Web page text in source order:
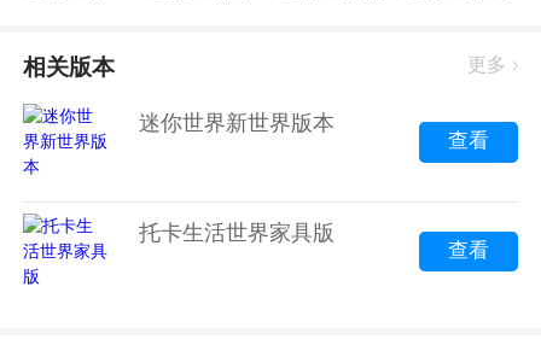
戏的公平性。
特色玩法
1. 火山地形：全新的火山地形带来了新的冒险体验，玩
家可以在这里发现新的矿石和生物，如焱焱蟹和熔岩巨
人。
2. 空岛地形：玩家可以通过水流游上空岛，探索空岛神
殿和收集稀有资源。
相关版本 更多
迷你世界新世界版本
查看
托卡生活世界家具版
查看